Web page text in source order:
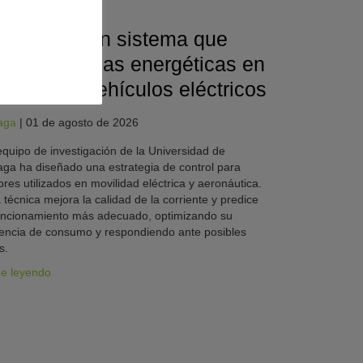
un sistema que
pérdidas energéticas en
de vehículos eléctricos
| 01 de agosto de 2026
de investigación de la Universidad de
ha diseñado una estrategia de control para
utilizados en movilidad eléctrica y aeronáutica.
técnica mejora la calidad de la corriente y predice
más adecuado, optimizando su
de consumo y respondiendo ante posibles
leyendo